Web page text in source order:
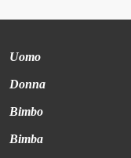
Uomo
Donna
Bimbo
Bimba